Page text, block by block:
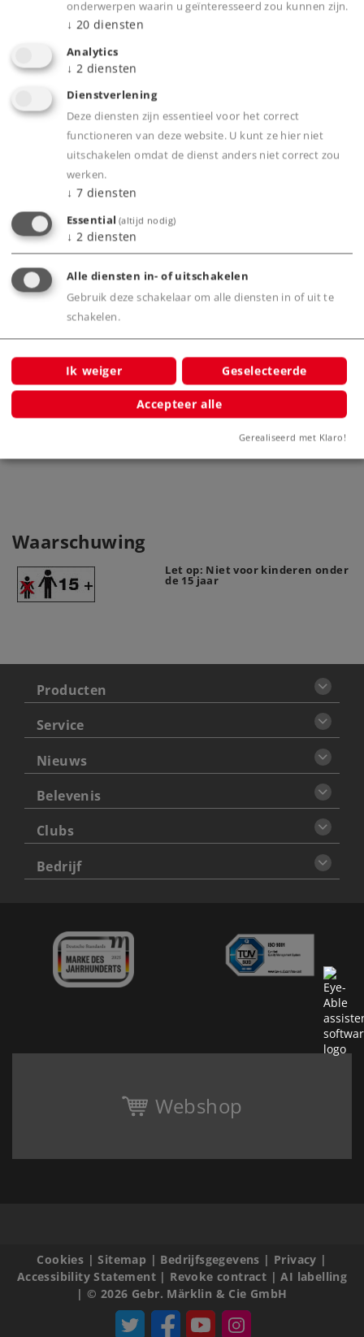
Product
Productinfo
Bijbehorende producten
Märklin K-rail Schakelrail recht
lengte 90 mm
Waarschuwing
Let op: Niet voor kinderen onder
de 15 jaar
Producten
Service
Nieuws
Belevenis
Clubs
Bedrijf
Webshop
Cookies |Sitemap | Bedrijfsgegevens | Privacy |
Accessibility Statement| Revoke contract |AI labelling
|© 2026 Gebr. Märklin & Cie GmbH
onderwerpen waarin u geïnteresseerd zou kunnen zijn.
↓ 20 diensten
Analytics
↓ 2 diensten
Dienstverlening
Deze diensten zijn essentieel voor het correct
functioneren van deze website. U kunt ze hier niet
uitschakelen omdat de dienst anders niet correct zou
werken.
↓ 7 diensten
Essential (altijd nodig)
↓ 2 diensten
Alle diensten in- of uitschakelen
Gebruik deze schakelaar om alle diensten in of uit te
schakelen.
Ik weiger Geselecteerde
Accepteer alle
Gerealiseerd met Klaro!